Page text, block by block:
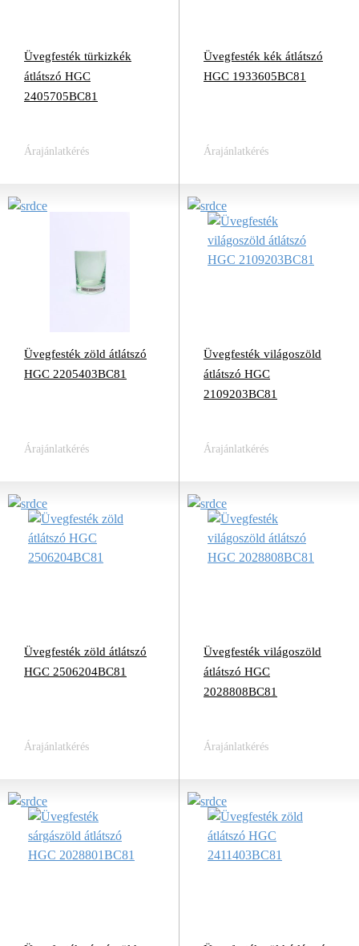
Üvegfesték türkizkék
átlátszó HGC
2405705BC81
Árajánlatkérés
Üvegfesték kék átlátszó
HGC 1933605BC81
Árajánlatkérés
Üvegfesték zöld átlátszó
HGC 2205403BC81
Árajánlatkérés
Üvegfesték világoszöld
átlátszó HGC
2109203BC81
Árajánlatkérés
Üvegfesték zöld átlátszó
HGC 2506204BC81
Árajánlatkérés
Üvegfesték világoszöld
átlátszó HGC
2028808BC81
Árajánlatkérés